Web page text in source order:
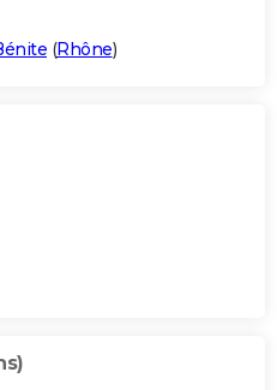
(Rhône)